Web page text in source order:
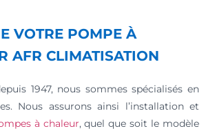
VOTRE POMPE À
AFR CLIMATISATION
1947, nous sommes spécialisés en
Nous assurons ainsi l’installation et
à chaleur, quel que soit le modèle